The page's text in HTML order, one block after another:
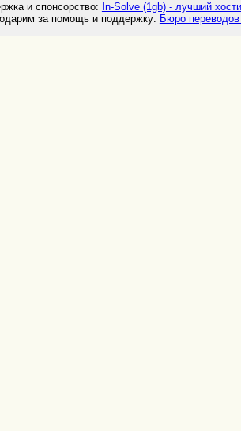
и спонсорство: In-Solve (1gb) - лучший
за помощь и поддержку: Бюро переводов